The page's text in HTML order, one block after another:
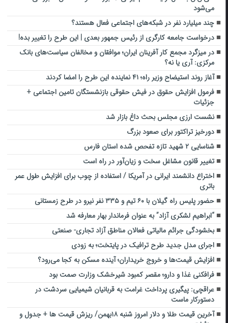
می‌شود
چند میلیارد نفر در شبکه‌های اجتماعی فعال هستند؟
درخواست جامعه کارگری از رئیس جمهور بعدی | این طرح را تغییر بده!
در میزگرد مجمع کار آفرینان ایران؛ موافقان و مخالفان سیاست‌های بانک
مرکزی: آری یا نه؟
آغاز روند استیضاح وزیر راه؛ ۴۱ نماینده این طرح را امضا کردند
فرمول افزایش حقوق در فیش حقوقی بازنشستگان تامین اجتماعی +
جزئیات
نشست ارزی مجلس بحث داغ بازار شد
دورخیز تراکتور برای صعود بزرگ
شناسایی ۲ شهید تازه تفحص شده استان فارس
تغییر قانون مشاغل سخت و زیان‌آور در راه است
اختراع دانشمند ایرانی در آمریکا / استفاده از چوب برای افزایش طول عمر
باتری‌
حضور پلیس راه گیلان با ۶۰ تیم و ۳۳۵ نفر نیرو در طرح زمستانی
“ابراهیم لشکری آزاد” به عنوان فرماندار بهار معارفه شد
بخشودگی جرائم مالیاتی فعالان مناطق آزاد تجاری- صنعتی
اجرای مدل جدید طرح ترافیک در پایتخت؛ به‌ زودی
افزایش قیمت‌ها و خروج خریداران؛ آینده مسکن به کجا می‌رود؟
فرافکنی غذا و دارو؛ مقصر کمبود شیرخشک وزارت صمت بود
عراقچی: پیگیری پرداخت غرامت به قربانیان شیمیایی سردشت در
دستورکار ماست
آخرین قیمت طلا و دلار امروز شنبه ۱۸بهمن/ ریزش قیمت ها + جدول و